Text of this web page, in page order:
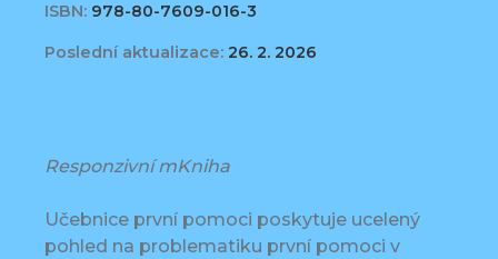
ISBN: 978-80-7609-016-3
Poslední aktualizace: 26. 2. 2026
Responzivní mKniha
Učebnice první pomoci poskytuje ucelený
pohled na problematiku první pomoci v